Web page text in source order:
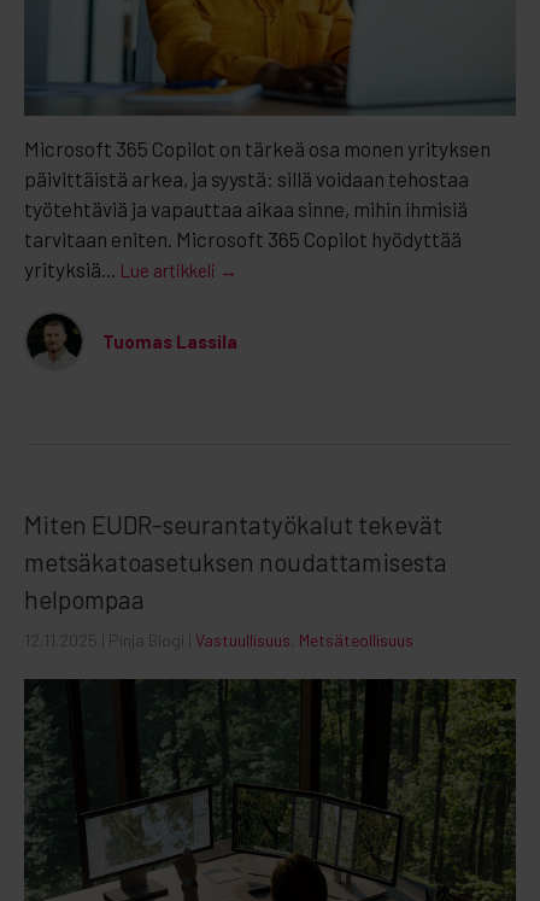
Microsoft 365 Copilot on tärkeä osa monen yrityksen
päivittäistä arkea, ja syystä: sillä voidaan tehostaa
työtehtäviä ja vapauttaa aikaa sinne, mihin ihmisiä
tarvitaan eniten. Microsoft 365 Copilot hyödyttää
yrityksiä... Lue artikkeli →
Tuomas Lassila
Miten EUDR-seurantatyökalut tekevät
metsäkatoasetuksen noudattamisesta
helpompaa
12.11.2025 | Pinja Blogi | Vastuullisuus Metsäteollisuus